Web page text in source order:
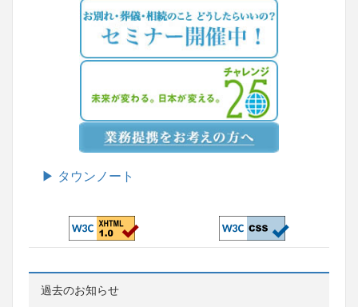
▶ タウンノート
過去のお知らせ